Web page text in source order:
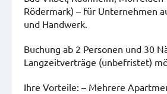
Rödermark) – für Unternehmen
und Handwerk.
Buchung ab 2 Personen und 30
Langzeitverträge (unbefristet)
Ihre Vorteile: – Mehrere